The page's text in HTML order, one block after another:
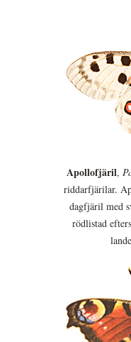
Apollofjäril,
riddarfjärilar.
dagfjäril med
rödlistad